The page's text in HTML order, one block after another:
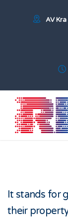
AV
It stands for
their